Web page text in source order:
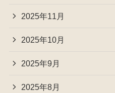
2025年11月
2025年10月
2025年9月
2025年8月